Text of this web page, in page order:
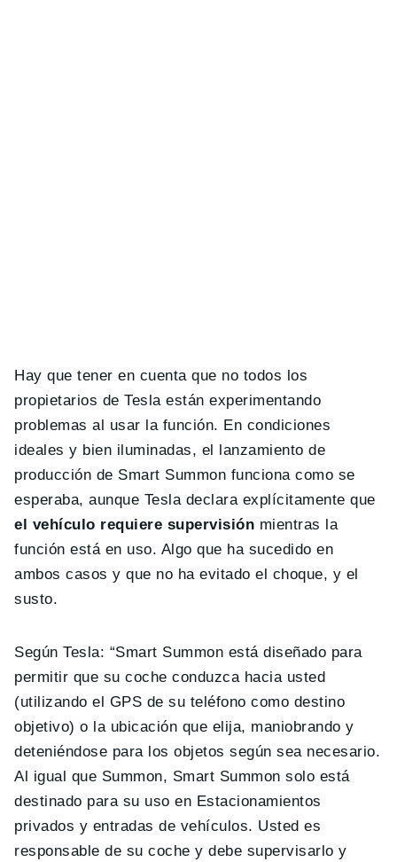
Hay que tener en cuenta que no todos los
propietarios de Tesla están experimentando
problemas al usar la función. En condiciones
ideales y bien iluminadas, el lanzamiento de
producción de Smart Summon funciona como se
esperaba, aunque Tesla declara explícitamente que
el vehículo requiere supervisión mientras la
función está en uso. Algo que ha sucedido en
ambos casos y que no ha evitado el choque, y el
susto.
Según Tesla: “Smart Summon está diseñado para
permitir que su coche conduzca hacia usted
(utilizando el GPS de su teléfono como destino
objetivo) o la ubicación que elija, maniobrando y
deteniéndose para los objetos según sea necesario.
Al igual que Summon, Smart Summon solo está
destinado para su uso en Estacionamientos
privados y entradas de vehículos. Usted es
responsable de su coche y debe supervisarlo y